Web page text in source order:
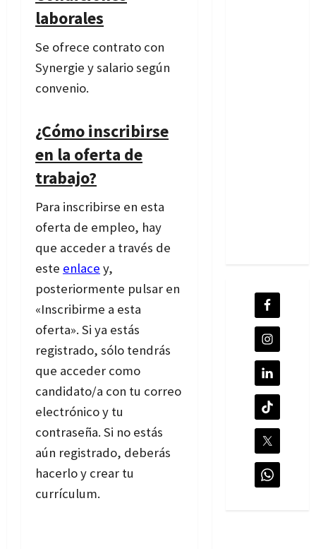
laborales
Se ofrece contrato con
Synergie y salario según
convenio.
¿Cómo inscribirse
en la oferta de
trabajo?
Para inscribirse en esta
oferta de empleo, hay
que acceder a través de
este enlace y,
posteriormente pulsar en
«Inscribirme a esta
oferta». Si ya estás
registrado, sólo tendrás
que acceder como
candidato/a con tu correo
electrónico y tu
contraseña. Si no estás
aún registrado, deberás
hacerlo y crear tu
currículum.